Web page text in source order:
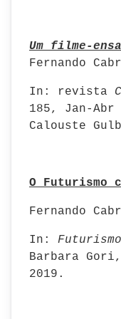
Um filme-
Fernando
In: revista
185, Jan-Abr
Calouste
O Futurismo
Fernando
In:
Barbara
2019.